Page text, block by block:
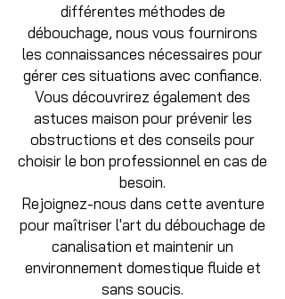
différentes méthodes de
débouchage, nous vous fournirons
les connaissances nécessaires pour
gérer ces situations avec confiance.
Vous découvrirez également des
astuces maison pour prévenir les
obstructions et des conseils pour
choisir le bon professionnel en cas de
besoin.
Rejoignez-nous dans cette aventure
pour maîtriser l'art du débouchage de
canalisation et maintenir un
environnement domestique fluide et
sans soucis.